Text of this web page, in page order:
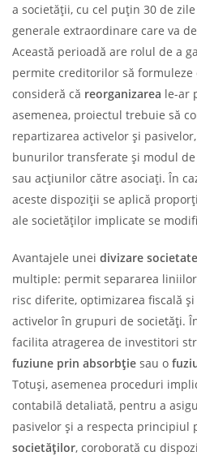
a societății, cu cel puțin 30 de
generale extraordinare care va
Această perioadă are rolul de a
permite creditorilor să formuleze
consideră că reorganizarea le-ar
asemenea, proiectul trebuie să
repartizarea activelor și
bunurilor transferate și modul
sau acțiunilor către asociați. În
aceste dispoziții se aplică
ale societăților implicate se
Avantajele unei divizare societate
multiple: permit separarea
risc diferite, optimizarea fiscală
activelor în grupuri de societăți.
facilita atragerea de investitori
fuziune prin absorbție sau o
Totuși, asemenea proceduri
contabilă detaliată, pentru a
pasivelor și a respecta principiul
societăților, coroborată cu